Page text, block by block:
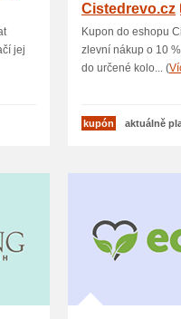
jej
Cistedrevo.cz
Kupon do eshopu
zlevní nákup o 10
do určené kolo... (
kupón aktuálně